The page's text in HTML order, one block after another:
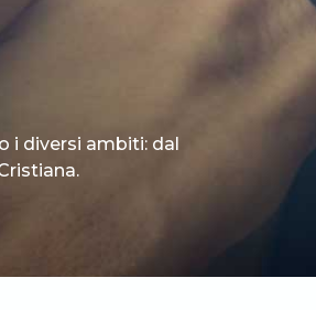
i diversi ambiti: dal